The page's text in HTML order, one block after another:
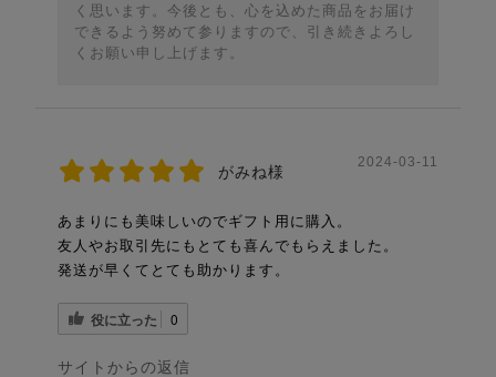
く思います。今後とも、心を込めた商品をお届け
できるよう努めて参りますので、引き続きよろし
くお願い申し上げます。
がみね様
2024-03-11
あまりにも美味しいのでギフト用に購入。
友人やお取引先にもとても喜んでもらえました。
発送が早くてとても助かります。
役に立った 0
サイトからの返信